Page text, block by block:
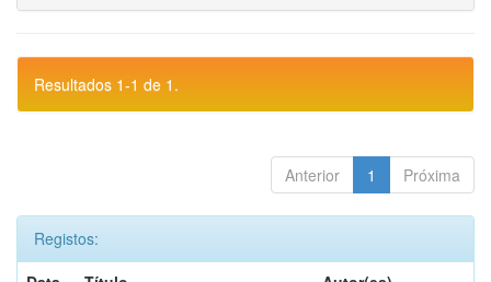
Resultados 1-1 de 1.
Anterior 1 Próxima
Registos: